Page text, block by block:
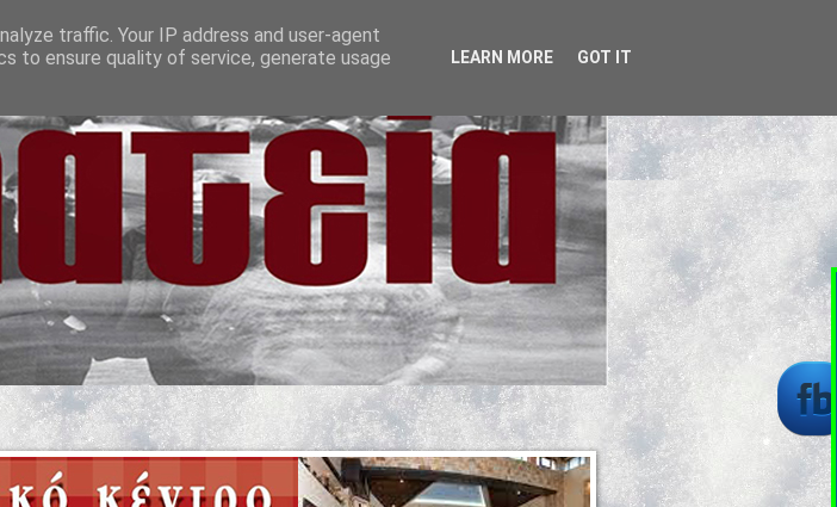
traffic. Your IP address and user-agent
to ensure quality of service, generate usage
LEARN MORE GOT IT